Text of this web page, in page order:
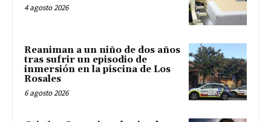
4 agosto 2026
Reaniman a un niño de dos años
tras sufrir un episodio de
inmersión en la piscina de Los
Rosales
6 agosto 2026